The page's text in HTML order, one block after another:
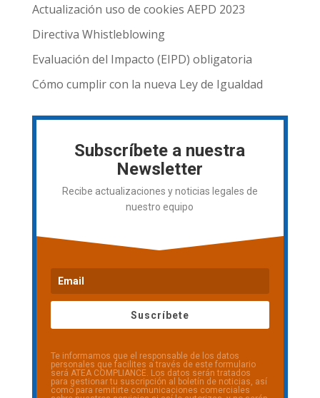
Actualización uso de cookies AEPD 2023
Directiva Whistleblowing
Evaluación del Impacto (EIPD) obligatoria
Cómo cumplir con la nueva Ley de Igualdad
Subscríbete a nuestra
Newsletter
Recibe actualizaciones y noticias legales de
nuestro equipo
Suscríbete
Te informamos que el responsable de los datos
personales que facilites a través de este formulario
será ATEA COMPLIANCE. Los datos serán tratados
para gestionar tu suscripción al boletín de noticias, así
como para remitirte comunicaciones comerciales